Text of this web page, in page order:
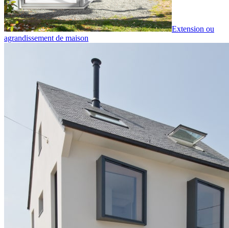
Extension ou
agrandissement de maison